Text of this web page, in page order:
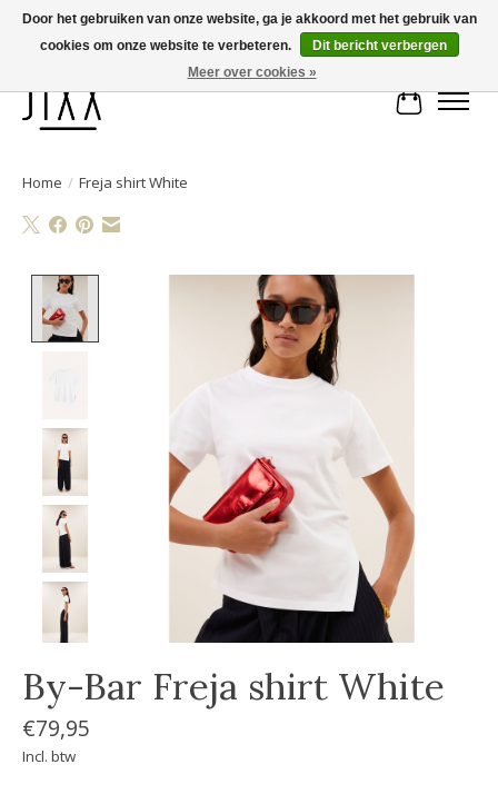
Voor 14.00 uur besteld, vandaag verstuurd | Gratis verzending vanaf € 75
Home / Freja shirt White
Product image slideshow Items
By-Bar Freja shirt White
€79,95
Incl. btw
Door het gebruiken van onze website, ga je akkoord met het gebruik van
cookies om onze website te verbeteren.
Dit bericht verbergen
Meer over cookies »